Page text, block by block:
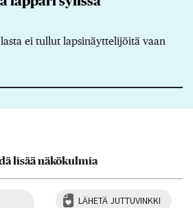
ei tullut lapsinäyttelijöitä vaan
lisää näkökulmia
LÄHETÄ JUTTUVINKKI